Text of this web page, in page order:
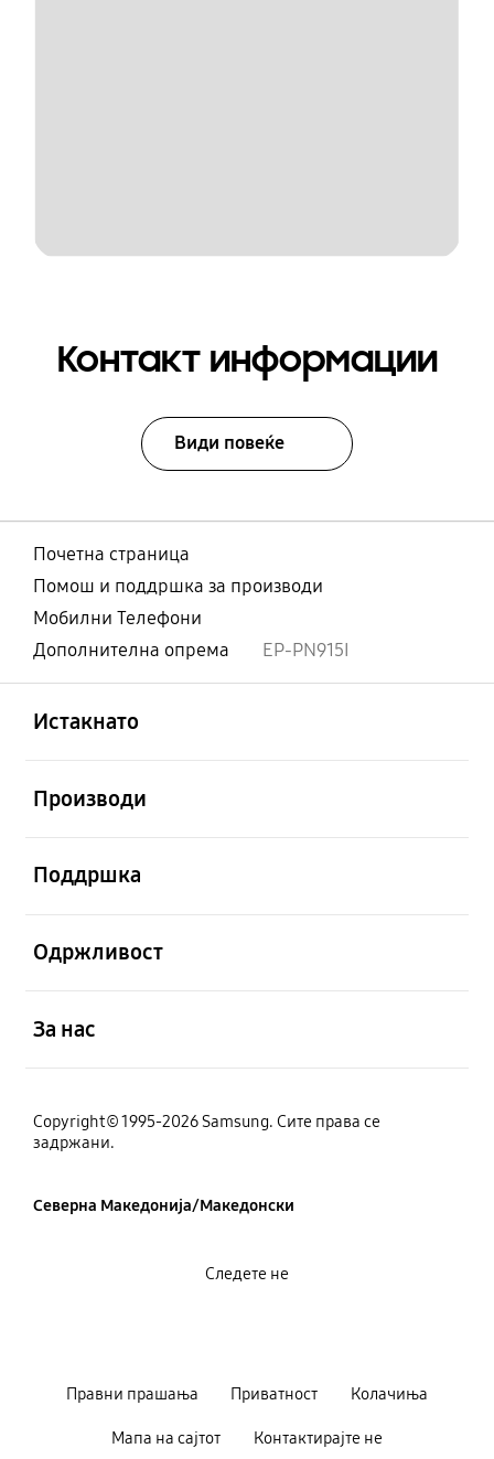
Контакт информации
Види повеќе
Почетна страница
Помош и поддршка за производи
Мобилни Телефони
Дополнителна опрема
EP-PN915I
Истакнато
Производи
Поддршка
Одржливост
За нас
Copyright© 1995-2026 Samsung. Сите права се
задржани.
Северна Македонија/Македонски
Правни прашања Приватност Колачиња
Мапа на сајтот Контактирајте не
Следете не